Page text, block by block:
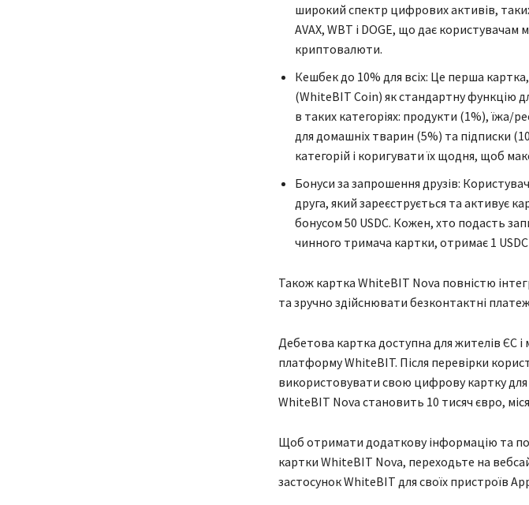
широкий спектр цифрових активів, таких
AVAX, WBT і DOGE, що дає
криптовалюти.
Кешбек до 10% для всіх: Це перша
(WhiteBIT Coin) як стандартну функцію
в таких категоріях: продукти (1%), їжа/
для домашніх тварин (5%) та підписки
категорій і коригувати їх щодня, щоб
Бонуси за запрошення друзів:
друга, який зареєструється та активує
бонусом 50 USDC. Кожен, хто подасть
чинного тримача картки, отримає 1 USDC
Також картка WhiteBIT Nova повністю
та зручно здійснювати безконтактні
Дебетова картка доступна для жителів ЄС
платформу WhiteBIT. Після перевірки
використовувати свою цифрову картку
WhiteBIT Nova становить 10 тисяч євро,
Щоб отримати додаткову інформацію та
картки WhiteBIT Nova, переходьте на
застосунок WhiteBIT для своїх пристроїв